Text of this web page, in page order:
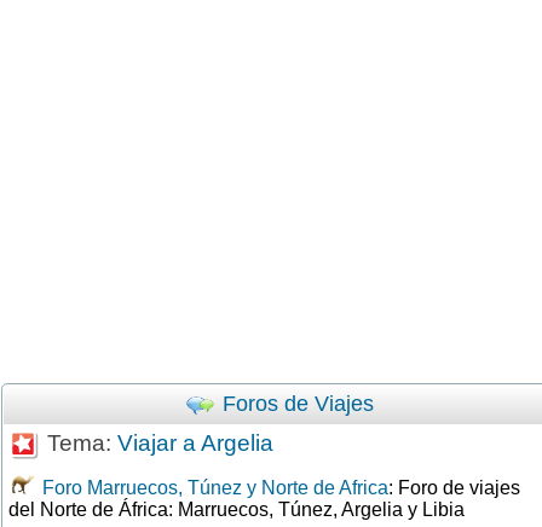
Foros de Viajes
Tema: Viajar a Argelia
Foro Marruecos, Túnez y Norte de Africa: Foro de viajes
del Norte de África: Marruecos, Túnez, Argelia y Libia